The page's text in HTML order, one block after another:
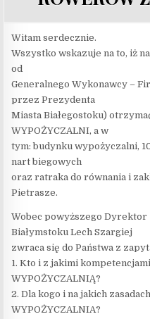
Witam serdecznie.
Wszystko wskazuje na to, iż
od
Generalnego Wykonawcy –
przez Prezydenta
Miasta Białegostoku)
WYPOŻYCZALNI, a w
tym: budynku wypożyczalni,
nart biegowych
oraz ratraka do równania i
Pietrasze.
Wobec powyższego Dyrektor
Białymstoku Lech Szargiej
zwraca się do Państwa z
1. Kto i z jakimi
WYPOŻYCZALNIĄ?
2. Dla kogo i na jakich
WYPOŻYCZALNIA?